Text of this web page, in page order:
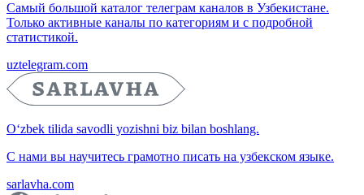
Самый большой каталог телеграм каналов в Узбекистане.
Только активные каналы по категориям и с подробной
статистикой.
uztelegram.com
O‘zbek tilida savodli yozishni biz bilan boshlang.
С нами вы научитесь грамотно писать на узбекском языке.
sarlavha.com